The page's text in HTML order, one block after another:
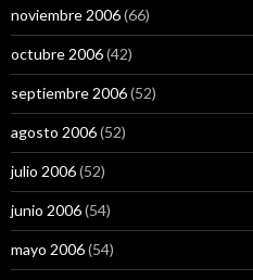
noviembre 2006(66)
octubre 2006(42)
septiembre 2006(52)
agosto 2006(52)
julio 2006(52)
junio 2006(54)
mayo 2006(54)